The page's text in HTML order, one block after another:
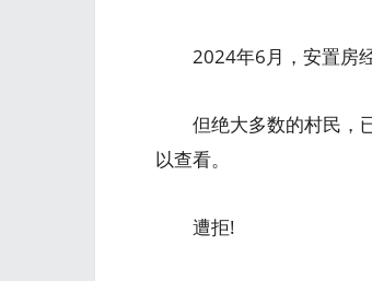
2024年6月，安置房经
但绝大多数的村民，已
以查看。
遭拒!